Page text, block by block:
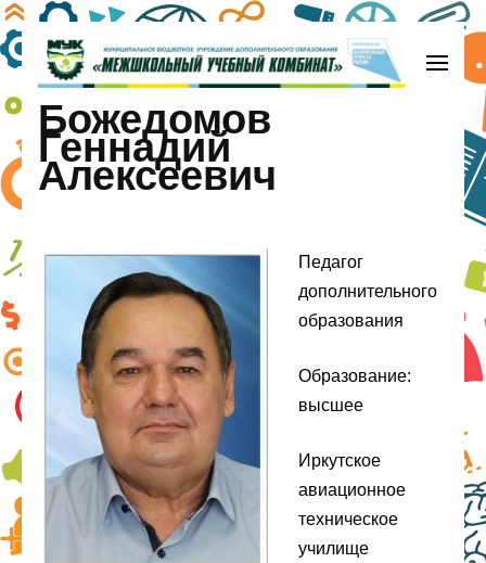
Перейти
к
содержимому
(нажмите
Enter)
МБУДО «Межшкольный учебный
комбинат»
Божедомов
Геннадий
Алексеевич
Педагог
дополнительного
образования
Образование:
высшее
Иркутское
авиационное
техническое
училище